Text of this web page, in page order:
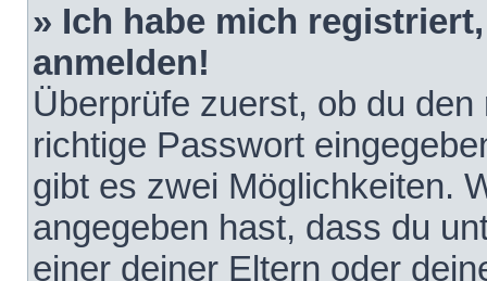
» Ich habe mich
anmelden!
Überprüfe zuerst, ob du
richtige Passwort
gibt es zwei Möglichkeiten.
angegeben hast, dass du
einer deiner Eltern oder